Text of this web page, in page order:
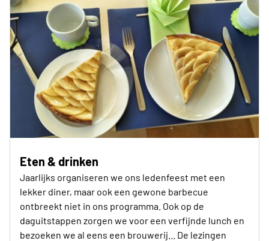
Eten & drinken
Jaarlijks organiseren we ons ledenfeest met een
lekker diner, maar ook een gewone barbecue
ontbreekt niet in ons programma. Ook op de
daguitstappen zorgen we voor een verfijnde lunch en
bezoeken we al eens een brouwerij... De lezingen